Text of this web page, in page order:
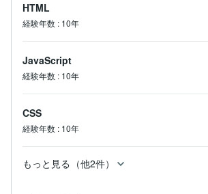
HTML
経験年数 : 10年
JavaScript
経験年数 : 10年
CSS
経験年数 : 10年
もっと見る（他2件）